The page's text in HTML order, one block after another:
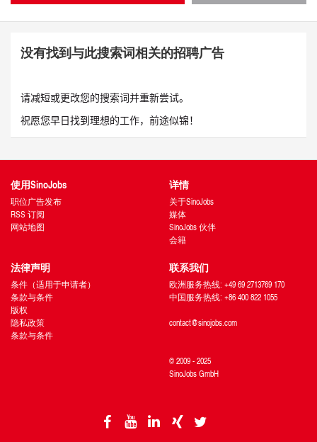
没有找到与此搜索词相关的招聘广告
请减短或更改您的搜索词并重新尝试。
祝愿您早日找到理想的工作，前途似锦！
使用SinoJobs
职位广告发布
RSS 订阅
网站地图
详情
关于SinoJobs
媒体
SinoJobs 伙伴
会籍
法律声明
条件（适用于申请者）
条款与条件
版权
隐私政策
条款与条件
联系我们
欧洲服务热线: +49 69 2713769 170
中国服务热线: +86 400 822 1055
contact@sinojobs.com
© 2009 - 2025
SinoJobs GmbH